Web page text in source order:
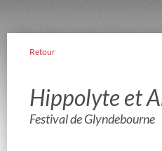
Retour
Hippolyte et
Festival de Glyndebourne